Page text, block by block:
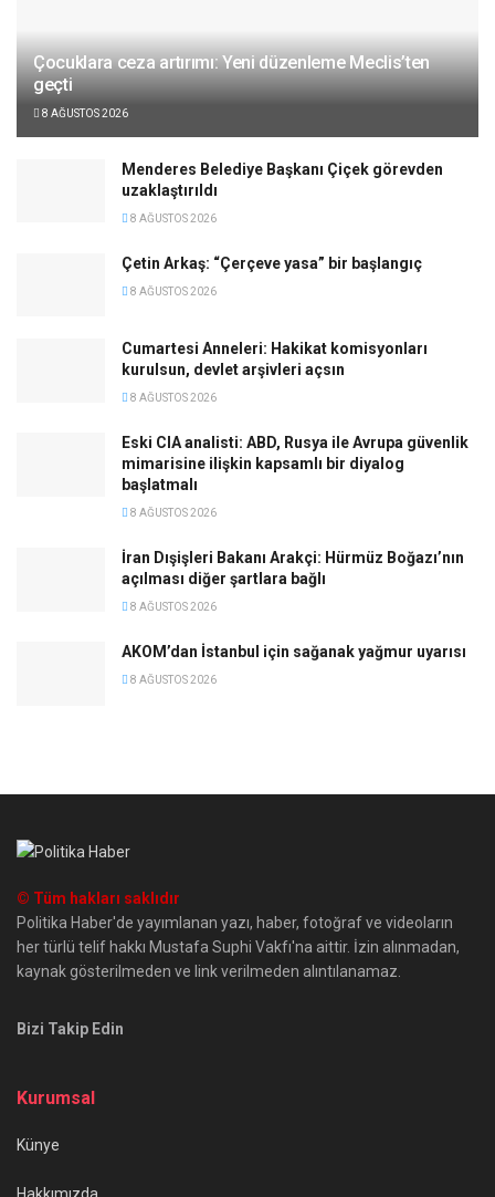
Çocuklara ceza artırımı: Yeni düzenleme Meclis’ten
geçti
8 AĞUSTOS 2026
Menderes Belediye Başkanı Çiçek görevden
uzaklaştırıldı
8 AĞUSTOS 2026
Çetin Arkaş: “Çerçeve yasa” bir başlangıç
8 AĞUSTOS 2026
Cumartesi Anneleri: Hakikat komisyonları
kurulsun, devlet arşivleri açsın
8 AĞUSTOS 2026
Eski CIA analisti: ABD, Rusya ile Avrupa güvenlik
mimarisine ilişkin kapsamlı bir diyalog
başlatmalı
8 AĞUSTOS 2026
İran Dışişleri Bakanı Arakçi: Hürmüz Boğazı’nın
açılması diğer şartlara bağlı
8 AĞUSTOS 2026
AKOM’dan İstanbul için sağanak yağmur uyarısı
8 AĞUSTOS 2026
© Tüm hakları saklıdır
Politika Haber'de yayımlanan yazı, haber, fotoğraf ve videoların
her türlü telif hakkı Mustafa Suphi Vakfı'na aittir. İzin alınmadan,
kaynak gösterilmeden ve link verilmeden alıntılanamaz.
Bizi Takip Edin
Kurumsal
Künye